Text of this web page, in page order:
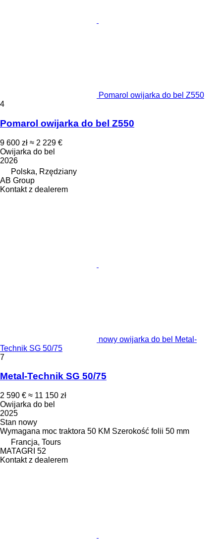
Pomarol owijarka do bel Z550
4
Pomarol owijarka do bel Z550
9 600 zł ≈ 2 229 €
Owijarka do bel
2026
Polska, Rzędziany
AB Group
Kontakt z dealerem
nowy owijarka do bel Metal-
Technik SG 50/75
7
Metal-Technik SG 50/75
2 590 € ≈ 11 150 zł
Owijarka do bel
2025
Stan nowy
Wymagana moc traktora 50 KM Szerokość folii 50 mm
Francja, Tours
MATAGRI 52
Kontakt z dealerem